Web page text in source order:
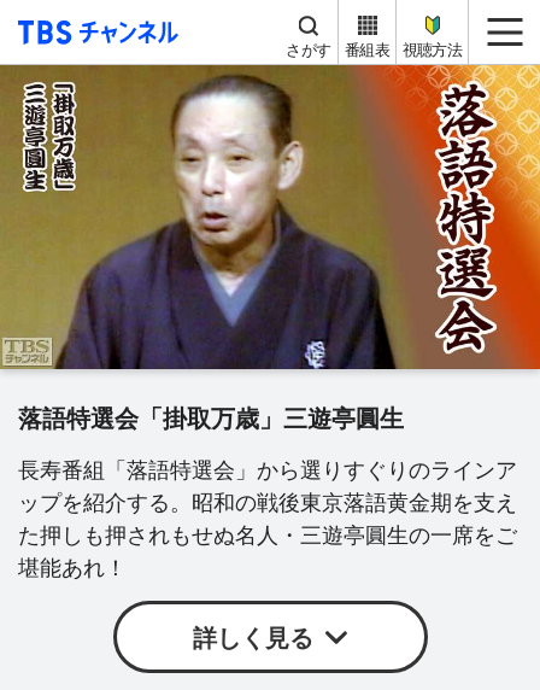
TBS チャンネル
さがす 番組表 視聴方法
落語特選会「掛取万歳」三遊亭圓生
長寿番組「落語特選会」から選りすぐりのラインア
ップを紹介する。昭和の戦後東京落語黄金期を支え
た押しも押されもせぬ名人・三遊亭圓生の一席をご
堪能あれ！
詳しく見る